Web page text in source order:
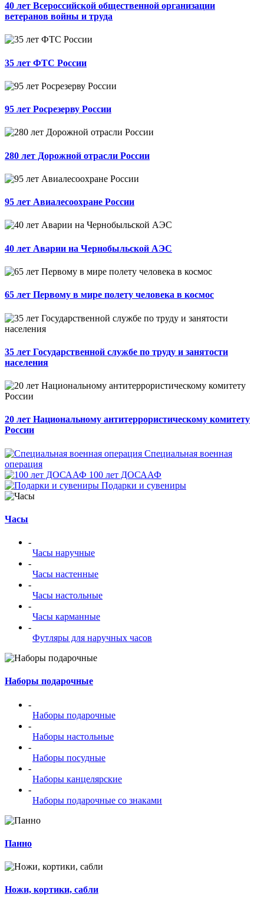
40 лет Всероссийской общественной организации
ветеранов войны и труда
35 лет ФТС России
95 лет Росрезерву России
280 лет Дорожной отрасли России
95 лет Авиалесоохране России
40 лет Аварии на Чернобыльской АЭС
65 лет Первому в мире полету человека в космос
35 лет Государственной службе по труду и занятости
населения
20 лет Национальному антитеррористическому комитету
России
Специальная военная
операция
100 лет ДОСААФ
Подарки и сувениры
Часы
-
Часы наручные
-
Часы настенные
-
Часы настольные
-
Часы карманные
-
Футляры для наручных часов
Наборы подарочные
-
Наборы подарочные
-
Наборы настольные
-
Наборы посудные
-
Наборы канцелярские
-
Наборы подарочные со знаками
Панно
Ножи, кортики, сабли